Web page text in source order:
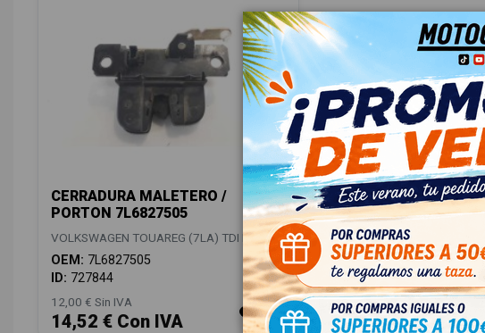
CERRADURA MALETERO /
PORTON 7L6827505
VOLKSWAGEN TOUAREG (7LA) TDI R5
OEM: 7L6827505
ID: 727844
12,00 € Sin IVA
14,52 € Con IVA